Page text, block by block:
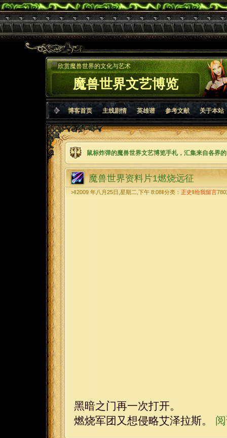
魔兽世界文艺博览
欣赏魔兽世界的文化与艺术
博客首页 主线剧情 英雄谱 参考文献 关于本站
鼠标炸弹的魔兽世界文艺博览手札，汇集来自各界
魔兽世界资料片1燃烧远征
>‖2009 年八月25日,星期二,下午 8:08‖分类： 正史 给我留言780
黑暗之门再一次打开。
燃烧军团又想侵略艾泽拉斯。